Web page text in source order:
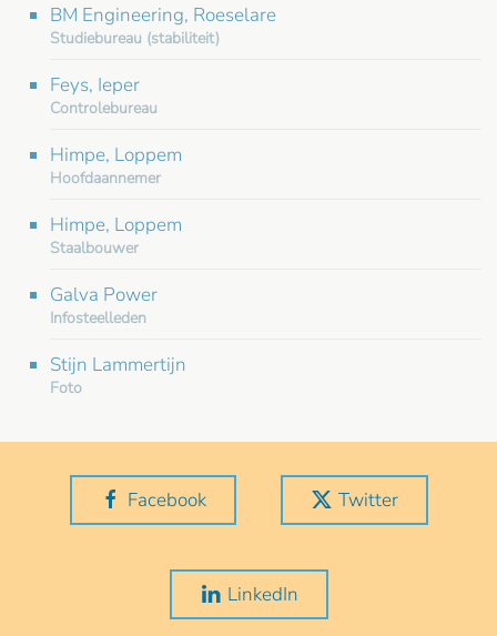
BM Engineering, Roeselare
Studiebureau (stabiliteit)
Feys, Ieper
Controlebureau
Himpe, Loppem
Hoofdaannemer
Himpe, Loppem
Staalbouwer
Galva Power
Infosteelleden
Stijn Lammertijn
Foto
Facebook Twitter
LinkedIn